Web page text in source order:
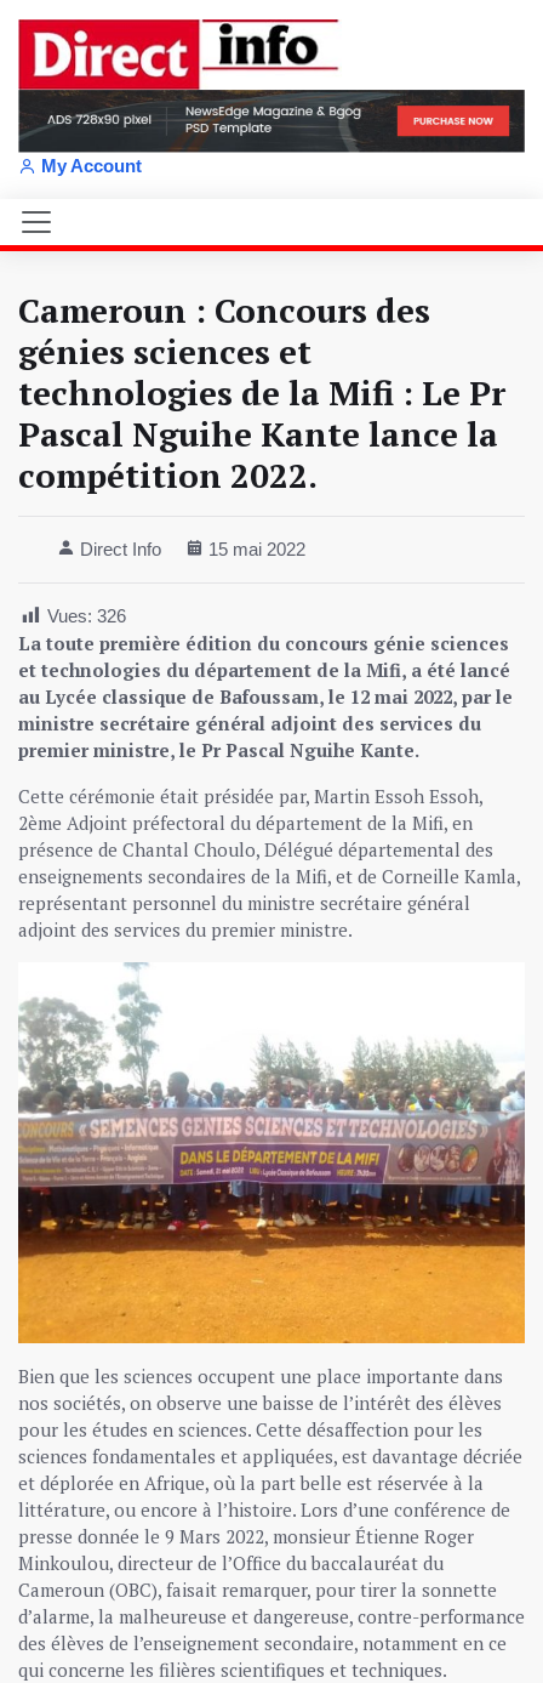
My Account
Cameroun : Concours des
génies sciences et
technologies de la Mifi : Le Pr
Pascal Nguihe Kante lance la
compétition 2022.
Direct Info 15 mai 2022
Vues: 326
La toute première édition du concours génie sciences
et technologies du département de la Mifi, a été lancé
au Lycée classique de Bafoussam, le 12 mai 2022, par le
ministre secrétaire général adjoint des services du
premier ministre, le Pr Pascal Nguihe Kante.
Cette cérémonie était présidée par, Martin Essoh Essoh,
2ème Adjoint préfectoral du département de la Mifi, en
présence de Chantal Choulo, Délégué départemental des
enseignements secondaires de la Mifi, et de Corneille Kamla,
représentant personnel du ministre secrétaire général
adjoint des services du premier ministre.
Bien que les sciences occupent une place importante dans
nos sociétés, on observe une baisse de l’intérêt des élèves
pour les études en sciences. Cette désaffection pour les
sciences fondamentales et appliquées, est davantage décriée
et déplorée en Afrique, où la part belle est réservée à la
littérature, ou encore à l’histoire. Lors d’une conférence de
presse donnée le 9 Mars 2022, monsieur Étienne Roger
Minkoulou, directeur de l’Office du baccalauréat du
Cameroun (OBC), faisait remarquer, pour tirer la sonnette
d’alarme, la malheureuse et dangereuse, contre-performance
des élèves de l’enseignement secondaire, notamment en ce
qui concerne les filières scientifiques et techniques.